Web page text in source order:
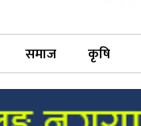
समाज कृषि